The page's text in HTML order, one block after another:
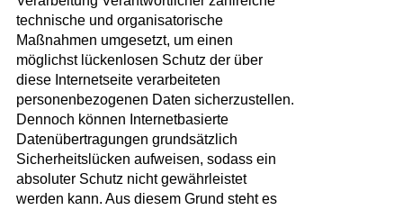
technische und organisatorische
Maßnahmen umgesetzt, um einen
möglichst lückenlosen Schutz der über
diese Internetseite verarbeiteten
personenbezogenen Daten sicherzustellen.
Dennoch können Internetbasierte
Datenübertragungen grundsätzlich
Sicherheitslücken aufweisen, sodass ein
absoluter Schutz nicht gewährleistet
werden kann. Aus diesem Grund steht es